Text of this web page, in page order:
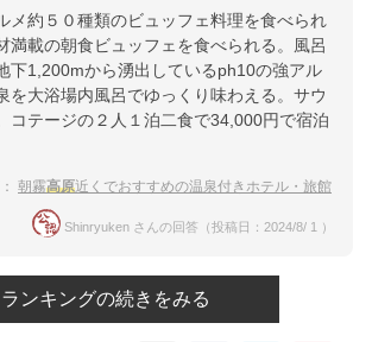
メ約５０種類のビュッフェ料理を食べられ
満載の朝食ビュッフェを食べられる。風呂
下1,200mから湧出しているph10の強アル
を大浴場内風呂でゆっくり味わえる。サウ
コテージの２人１泊二食で34,000円で宿泊
朝霧高原近くでおすすめの温泉付きホテル・旅館
Shinryuken さんの回答（投稿日：2024/8/ 1 ）
ランキングの続きをみる